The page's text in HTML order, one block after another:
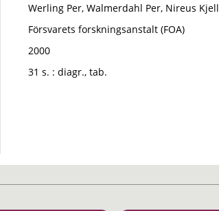
Werling Per, Walmerdahl Per, Nireus Kjell
Försvarets forskningsanstalt (FOA)
2000
31 s. : diagr., tab.